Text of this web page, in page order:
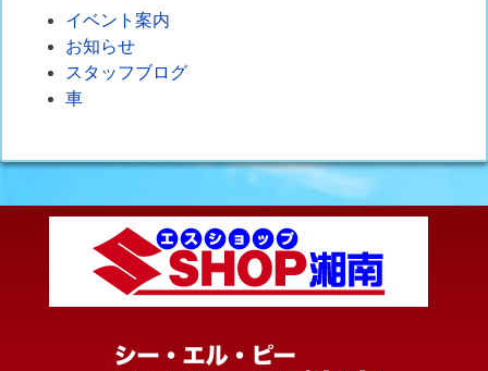
イベント案内
お知らせ
スタッフブログ
車